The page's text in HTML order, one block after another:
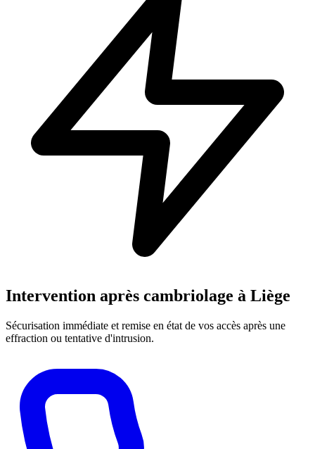
Intervention après cambriolage à Liège
Sécurisation immédiate et remise en état de vos accès après une
effraction ou tentative d'intrusion.